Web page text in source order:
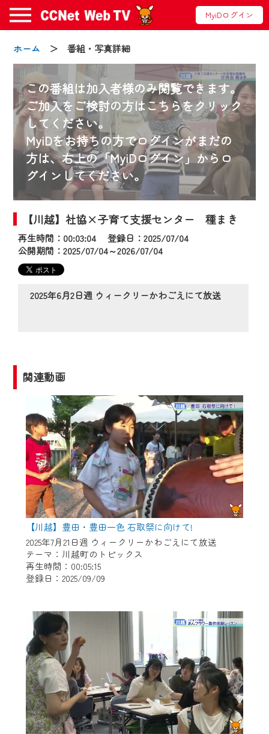
MyiDログイン
ホーム ＞ 番組・写真詳細
この番組は加入者様のみ閲覧できます。
ご加入をご検討の方はこちらをクリック
してください。
MyiDをお持ちの方でログインがまだの
方は、右上の「MyiDログイン」からロ
グインしてください。
【川越】社協×子育て支援センター 種まき
再生時間：00:03:04 登録日：2025/07/04
公開期間：2025/07/04～2026/07/04
2025年6月2日週 ウィークリーかわごえにて放送
関連動画
【川越】豊田・豊田一色 石取祭に向けて!
2025年7月21日週 ウィークリーかわごえにて放送
テーマ：川越町のトピックス
再生時間：00:05:15
登録日：2025/09/09
お知らせ
2024/09/02
動画配信サービス『CCNet Web TV』は2024
年9月24日からリニューアルします！
【変更点】
◆デザイン変更により、お住まいの地域
の動画コンテンツが一目瞭然。
◆当社アプリやＰＣブラウザから、いつ
でも・どこでも・外出先でも！
2024年9月24日からはご加入者様へのサー
ビス向上のため、
『CCNet Web TV』を利用いただくには、
一部コンテンツを除き、
CCNetサービスへの加入と『CCNetマイ
ページ※』へのログインが必要となりま
す。
何卒、ご理解ご了承の程よろしくお願い
いたします。
※マイページへのログインには、MyIDが必
要となります。
※MyIDとは、CCNet Web TVを含むCCNetの
各種サービスをご利用頂くためのIDです。
で設定できます。
（GmailやYahooなどのフリーメールアドレ
スでも作成可能です）
※マイページへのログイン・MyIDの新規登
録はこちらから
※CCNetアプリをご利用中の方は引き続き
ご視聴いただけます。